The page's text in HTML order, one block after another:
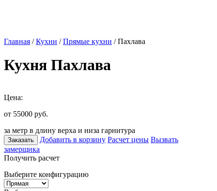
Главная /Кухни /Прямые кухни / Пахлава
Кухня Пахлава
Цена:
от 55000 руб.
за метр в длину верха и низа гарнитура
Заказать Добавить в корзину Расчет цены Вызвать
замерщика
Получить расчет
Выберите конфигурацию